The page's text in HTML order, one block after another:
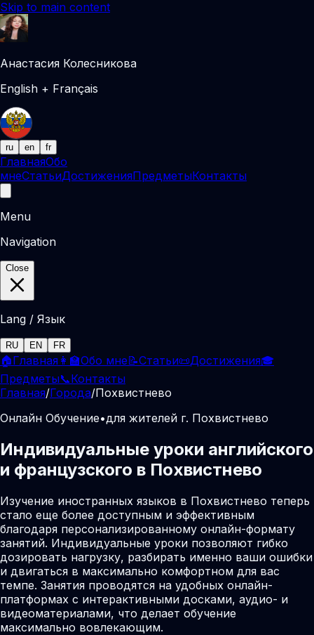
Skip to main content
Анастасия Колесникова
English + Français
ru en fr
ГлавнаяОбо
мнеСтатьиДостиженияПредметыКонтакты
Menu
Navigation
Close
Lang / Язык
RU EN FR
🏠Главная 👩‍🏫Обо мне📝Статьи📜Достижения🎓
Предметы📞Контакты
Главная/Города/Похвистнево
Онлайн Обучение•для жителей г. Похвистнево
Индивидуальные уроки английского
и французского в Похвистнево
Изучение иностранных языков в Похвистнево теперь
стало еще более доступным и эффективным
благодаря персонализированному онлайн-формату
занятий. Индивидуальные уроки позволяют гибко
дозировать нагрузку, разбирать именно ваши ошибки
и двигаться в максимально комфортном для вас
темпе. Занятия проводятся на удобных онлайн-
платформах с интерактивными досками, аудио- и
видеоматериалами, что делает обучение
максимально вовлекающим.